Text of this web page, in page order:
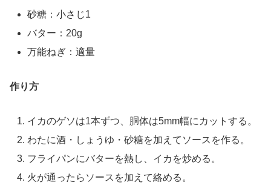
砂糖：小さじ1
バター：20g
万能ねぎ：適量
作り方
イカのゲソは1本ずつ、胴体は5mm幅にカットする。
わたに酒・しょうゆ・砂糖を加えてソースを作る。
フライパンにバターを熱し、イカを炒める。
火が通ったらソースを加えて絡める。